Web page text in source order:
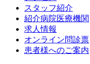
スタッフ紹介
紹介病院医療機関
求人情報
オンライン問診票
患者様へのご案内